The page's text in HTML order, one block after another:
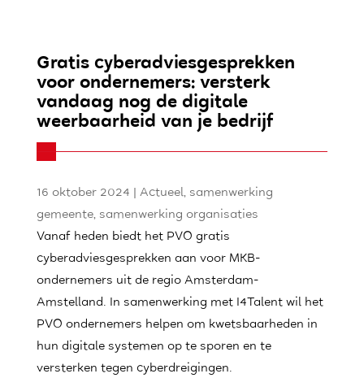
Gratis cyberadviesgesprekken
voor ondernemers: versterk
vandaag nog de digitale
weerbaarheid van je bedrijf
16 oktober 2024 Actueel, samenwerking
gemeente, samenwerking organisaties
Vanaf heden biedt het PVO gratis
cyberadviesgesprekken aan voor MKB-
ondernemers uit de regio Amsterdam-
Amstelland. In samenwerking met I4Talent wil het
PVO ondernemers helpen om kwetsbaarheden in
hun digitale systemen op te sporen en te
versterken tegen cyberdreigingen.